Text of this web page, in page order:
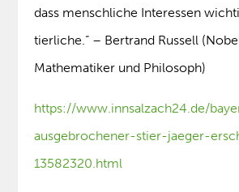
dass menschliche Interessen
tierliche.“ – Bertrand Russell
Mathematiker und Philosoph)
https://www.innsalzach24.de/
ausgebrochener-stier-jaeger-
13582320.html